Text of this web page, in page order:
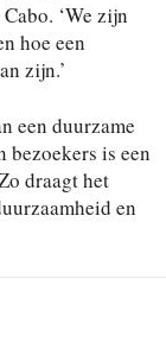
‘We zijn
hoe een
zijn.’
een duurzame
bezoekers is een
draagt het
en